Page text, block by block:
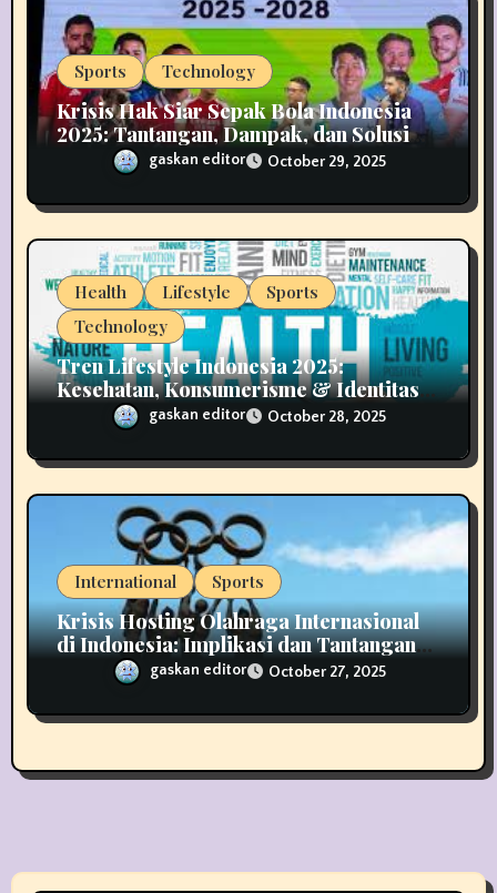
Sports Technology
Krisis Hak Siar Sepak Bola Indonesia
2025: Tantangan, Dampak, dan Solusi
Industri Mediagaskan editor October 29, 2025
Health Lifestyle
Sports
Technology
Tren Lifestyle Indonesia 2025:
Kesehatan, Konsumerisme & Identitas
Generasi Mudagaskan editor October 28, 2025
International Sports
Krisis Hosting Olahraga Internasional
di Indonesia: Implikasi dan Tantangan
untuk Masa Depan
gaskan editor October 27, 2025